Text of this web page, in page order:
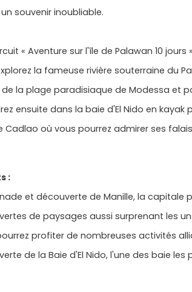
souvenir inoubliable.
« Aventure sur l'île de Palawan 10
la fameuse rivière souterraine du
la plage paradisiaque de Modessa et
ensuite dans la baie d'El Nido en
Cadlao où vous pourrez admirer ses
:
et découverte de Manille, la capitale
de paysages aussi surprenant les
profiter de nombreuses activités
de la Baie d'El Nido, l'une des baie les